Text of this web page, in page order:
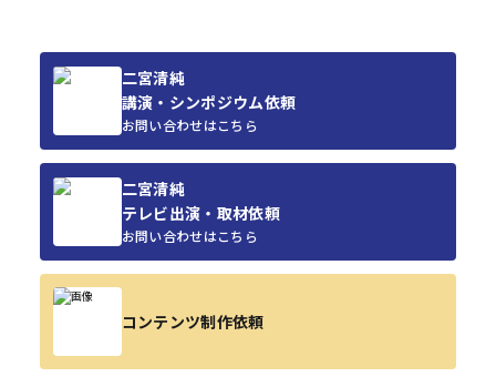
二宮清純
講演・シンポジウム依頼
お問い合わせはこちら
二宮清純
テレビ出演・取材依頼
お問い合わせはこちら
コンテンツ制作依頼